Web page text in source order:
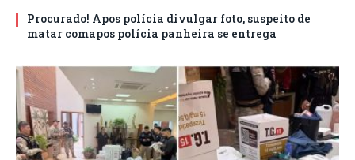
Procurado! Apos polícia divulgar foto, suspeito de
matar comapos polícia panheira se entrega